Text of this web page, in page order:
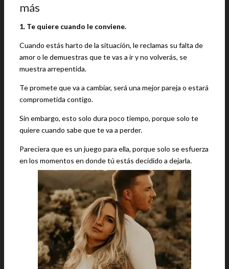
más
1. Te quiere cuando le conviene.
Cuando estás harto de la situación, le reclamas su falta de
amor o le demuestras que te vas a ir y no volverás, se
muestra arrepentida.
Te promete que va a cambiar, será una mejor pareja o estará
comprometida contigo.
Sin embargo, esto solo dura poco tiempo, porque solo te
quiere cuando sabe que te va a perder.
Pareciera que es un juego para ella, porque solo se esfuerza
en los momentos en donde tú estás decidido a dejarla.